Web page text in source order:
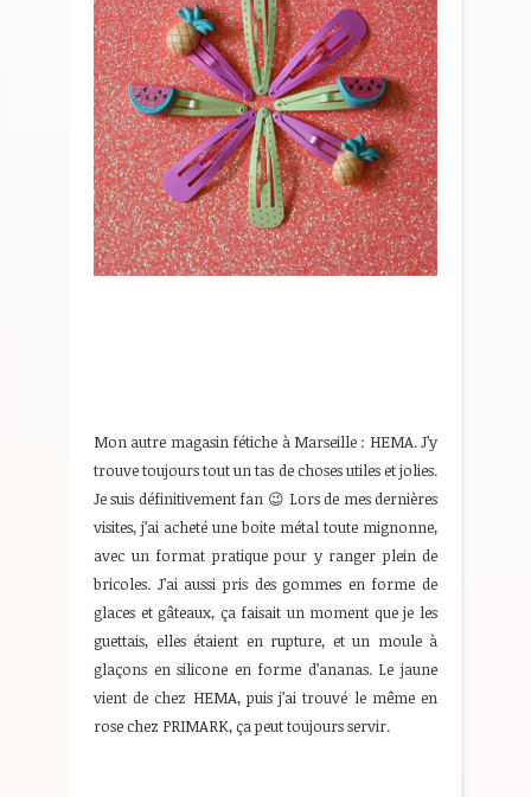
Mon autre magasin fétiche à Marseille : HEMA. J’y
trouve toujours tout un tas de choses utiles et jolies.
Je suis définitivement fan 😉 Lors de mes dernières
visites, j’ai acheté une boite métal toute mignonne,
avec un format pratique pour y ranger plein de
bricoles. J’ai aussi pris des gommes en forme de
glaces et gâteaux, ça faisait un moment que je les
guettais, elles étaient en rupture, et un moule à
glaçons en silicone en forme d’ananas. Le jaune
vient de chez HEMA, puis j’ai trouvé le même en
rose chez PRIMARK, ça peut toujours servir.